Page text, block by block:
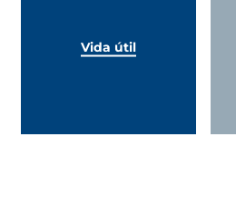
Vida útil